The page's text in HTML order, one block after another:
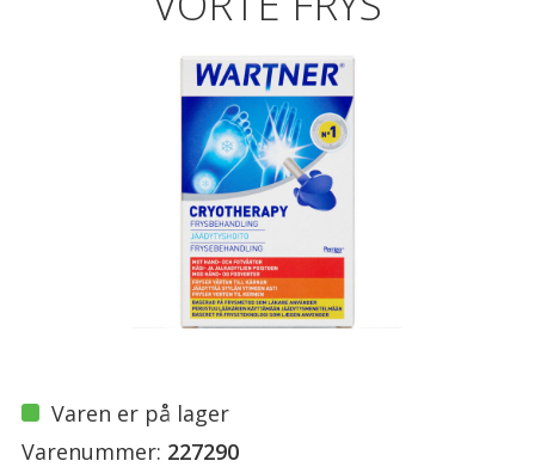
Varen er på lager
Varenummer: 227290